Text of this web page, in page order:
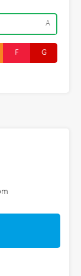
A
F G